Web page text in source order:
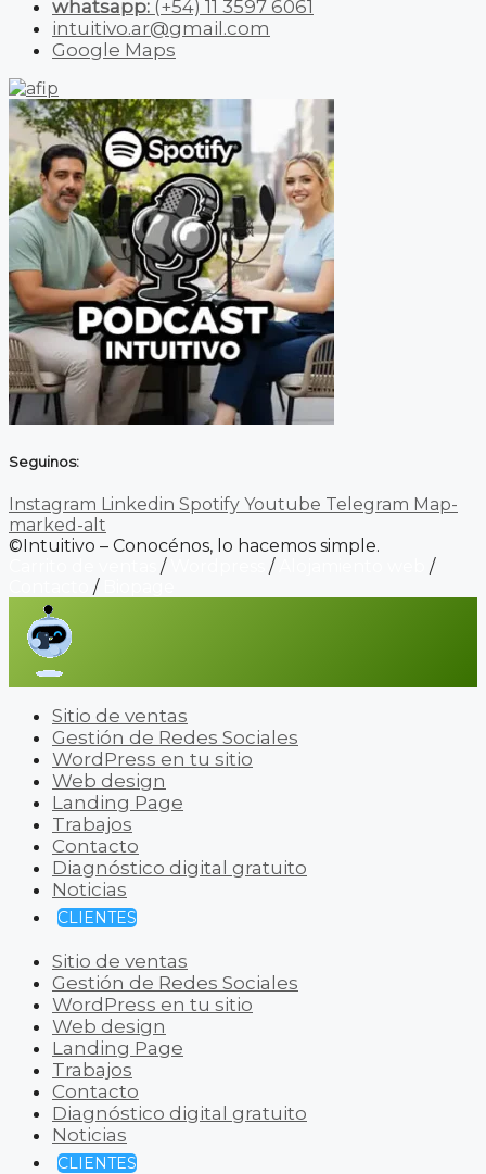
whatsapp: (+54) 11 3597 6061
intuitivo.ar@gmail.com
Google Maps
Seguinos:
Instagram Linkedin Spotify Youtube Telegram Map-
marked-alt
©Intuitivo – Conocénos, lo hacemos simple.
/ /
/
/
Sitio de ventas
Gestión de Redes Sociales
WordPress en tu sitio
Web design
Landing Page
Trabajos
Contacto
Diagnóstico digital gratuito
Noticias
CLIENTES
Sitio de ventas
Gestión de Redes Sociales
WordPress en tu sitio
Web design
Landing Page
Trabajos
Contacto
Diagnóstico digital gratuito
Noticias
CLIENTES